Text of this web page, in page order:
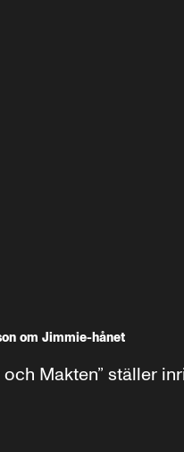
om Jimmie-hånet
och Makten” ställer